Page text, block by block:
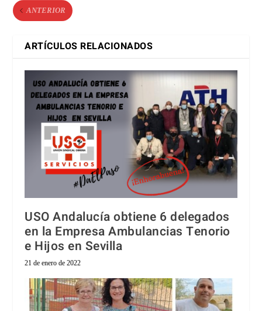
ANTERIOR
ARTÍCULOS RELACIONADOS
USO Andalucía obtiene 6 delegados
en la Empresa Ambulancias Tenorio
e Hijos en Sevilla
21 de enero de 2022